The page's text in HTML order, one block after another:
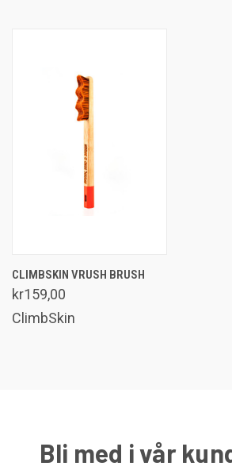
CLIMBSKIN VRUSH BRUSH
kr159,00
ClimbSkin
Bli med i vår